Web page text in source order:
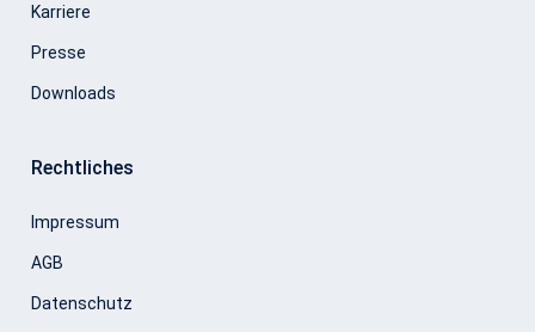
Karriere
Presse
Downloads
Rechtliches
Impressum
AGB
Datenschutz